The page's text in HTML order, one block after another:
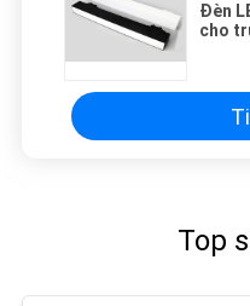
Đèn
cho
Top